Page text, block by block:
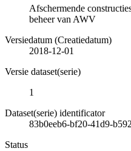
Afschermende
beheer van AWV
Versiedatum (Creatiedatum)
2018-12-01
Versie dataset(serie)
1
Dataset(serie) identificator
83b0eeb6-bf20-41d9-
Status